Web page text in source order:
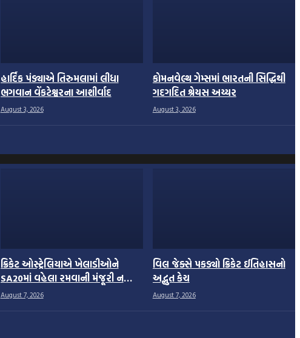
હાર્દિક પંડ્યાએ તિરુમલામાં લીધા
ભગવાન વેંકટેશ્વરના આશીર્વાદ
August 3, 2026
કોમનવેલ્થ ગેમ્સમાં ભારતની સિદ્ધિથી
ગદગદિત શ્રેયસ અય્યર
August 3, 2026
ક્રિકેટ ઓસ્ટ્રેલિયાએ ખેલાડીઓને
SA20માં વહેલા રમવાની મંજૂરી ન
આપી
August 7, 2026
વિલ જેક્સે પકડ્યો ક્રિકેટ ઈતિહાસનો
અદ્ભુત કેચ
August 7, 2026